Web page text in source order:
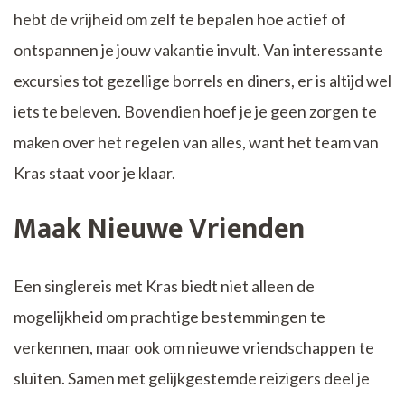
hebt de vrijheid om zelf te bepalen hoe actief of
ontspannen je jouw vakantie invult. Van interessante
excursies tot gezellige borrels en diners, er is altijd wel
iets te beleven. Bovendien hoef je je geen zorgen te
maken over het regelen van alles, want het team van
Kras staat voor je klaar.
Maak Nieuwe Vrienden
Een singlereis met Kras biedt niet alleen de
mogelijkheid om prachtige bestemmingen te
verkennen, maar ook om nieuwe vriendschappen te
sluiten. Samen met gelijkgestemde reizigers deel je